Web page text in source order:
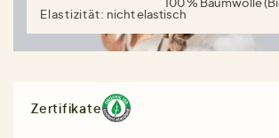
Elastizität: nicht elastisch
Zertifikate